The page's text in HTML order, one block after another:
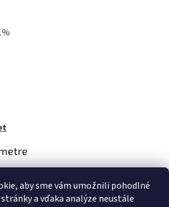
aby sme vám umožnili pohodlné
a vďaka analýze neustále